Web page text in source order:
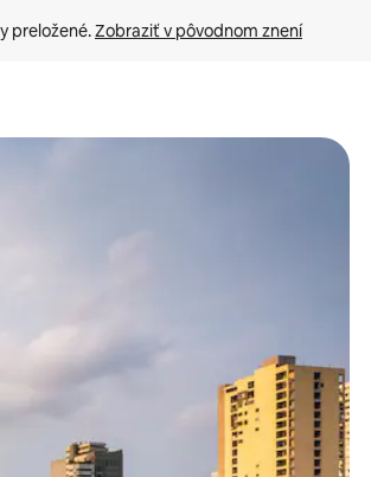
preložené. Zobraziť v pôvodnom znení